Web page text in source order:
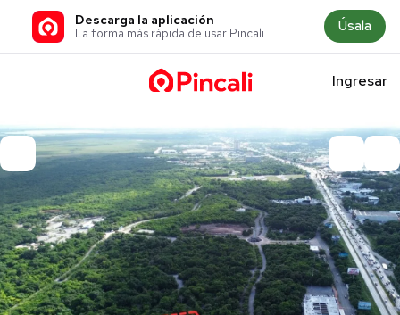
Descarga la aplicación
La forma más rápida de usar Pincali Úsala
Ingresar